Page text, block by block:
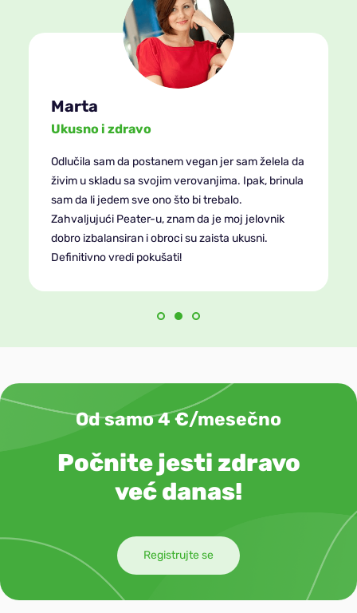
Marta
Ukusno i zdravo
Odlučila sam da postanem vegan jer sam želela da
živim u skladu sa svojim verovanjima. Ipak, brinula
sam da li jedem sve ono što bi trebalo.
Zahvaljujući Peater-u, znam da je moj jelovnik
dobro izbalansiran i obroci su zaista ukusni.
Definitivno vredi pokušati!
Od samo 4 €/mesečno
Počnite jesti zdravo
već danas!
Registrujte se